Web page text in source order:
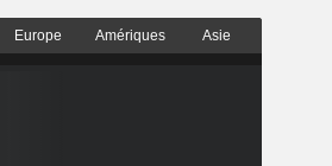
Europe Amériques Asie